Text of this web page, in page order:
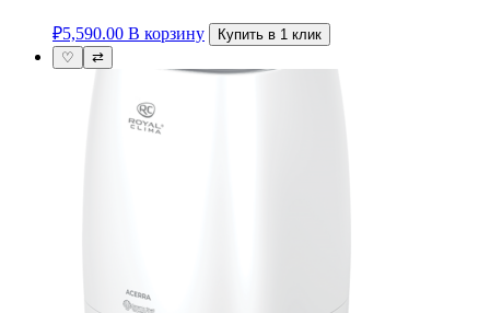
₽5,590.00 В корзину
Купить в 1 клик
♡
⇄